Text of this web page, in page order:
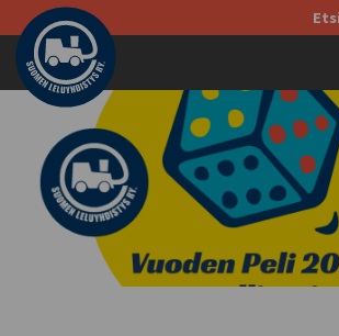
Etsi